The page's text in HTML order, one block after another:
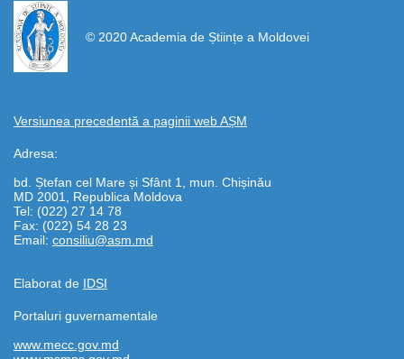
© 2020 Academia de Științe a Moldovei
Versiunea precedentă a paginii web AȘM
Adresa:
bd. Ștefan cel Mare și Sfânt 1, mun. Chișinău
MD 2001, Republica Moldova
Tel: (022) 27 14 78
Fax: (022) 54 28 23
Email: consiliu@asm.md
Elaborat de IDSI
Portaluri guvernamentale
www.mecc.gov.md